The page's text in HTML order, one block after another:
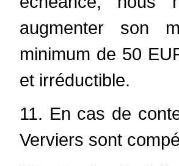
augmenter son
minimum de 50
et irréductible.
11. En cas de
Verviers sont